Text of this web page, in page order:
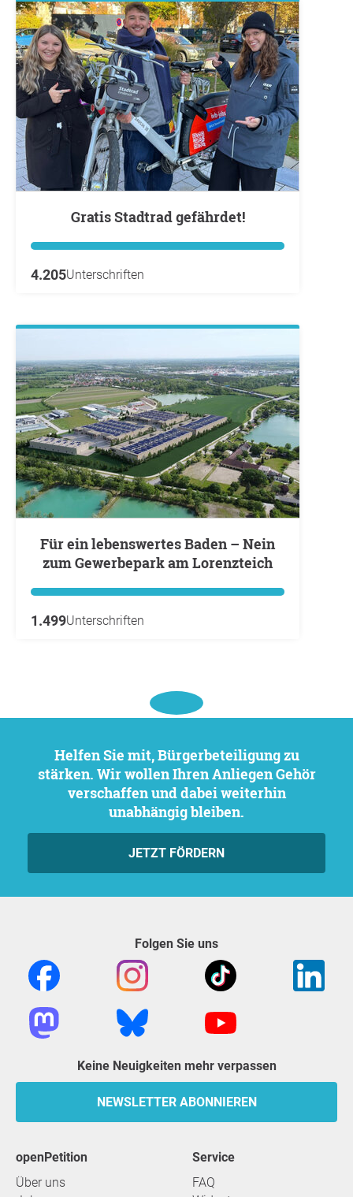
Gratis Stadtrad gefährdet!
4.205Unterschriften
Für ein lebenswertes Baden – Nein
zum Gewerbepark am Lorenzteich
1.499Unterschriften
Helfen Sie mit, Bürgerbeteiligung zu
stärken. Wir wollen Ihren Anliegen Gehör
verschaffen und dabei weiterhin
unabhängig bleiben.
JETZT FÖRDERN
Folgen Sie uns
Keine Neuigkeiten mehr verpassen
NEWSLETTER ABONNIEREN
openPetition
Über uns
Service
FAQ